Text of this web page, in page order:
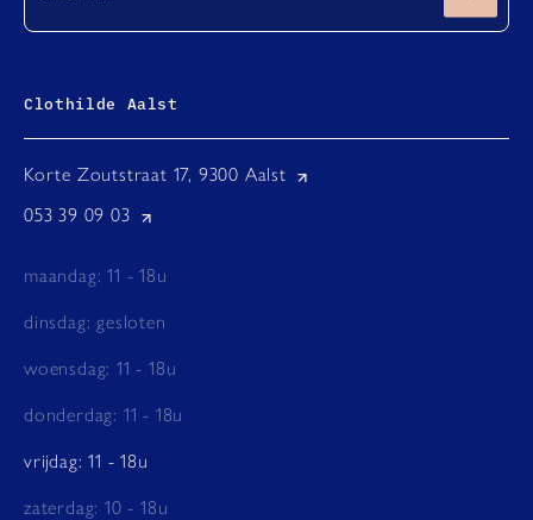
Clothilde Aalst
Korte Zoutstraat 17, 9300 Aalst
053 39 09 03
maandag: 11 - 18u
dinsdag: gesloten
woensdag: 11 - 18u
donderdag: 11 - 18u
vrijdag: 11 - 18u
zaterdag: 10 - 18u